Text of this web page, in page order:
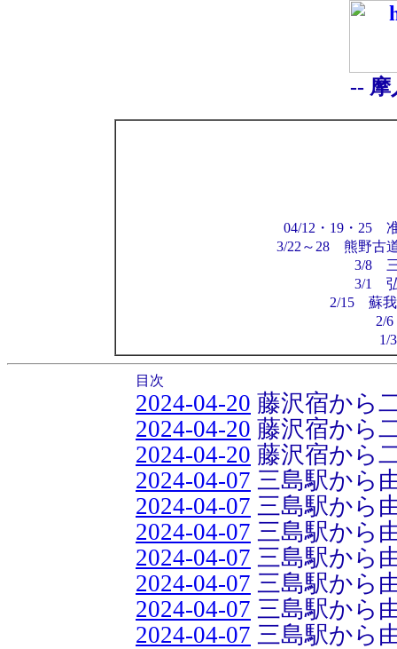
--
04/12・19・25
3/22～28 熊野古
3/8
3/1
2/15 蘇
2/
1/
目次
2024-04-20 藤沢宿から
2024-04-20 藤沢宿から
2024-04-20 藤沢宿から
2024-04-07 三島駅から
2024-04-07 三島駅か
2024-04-07 三島駅か
2024-04-07 三島駅か
2024-04-07 三島駅か
2024-04-07 三島駅か
2024-04-07 三島駅か